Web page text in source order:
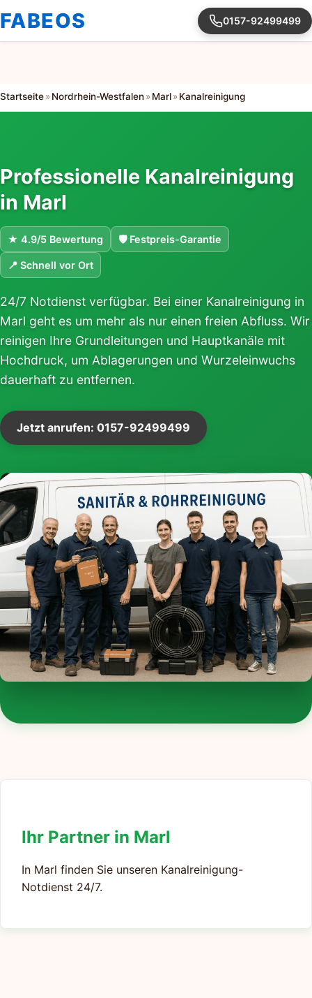
FABEOS 0157-92499499
Startseite» Nordrhein-Westfalen» Marl» Kanalreinigung
Professionelle Kanalreinigung
in Marl
★ 4.9/5 Bewertung 🛡 Festpreis-Garantie
📍 Schnell vor Ort
24/7 Notdienst verfügbar. Bei einer Kanalreinigung in
Marl geht es um mehr als nur einen freien Abfluss. Wir
reinigen Ihre Grundleitungen und Hauptkanäle mit
Hochdruck, um Ablagerungen und Wurzeleinwuchs
dauerhaft zu entfernen.
Jetzt anrufen: 0157-92499499
Ihr Partner in Marl
In Marl finden Sie unseren Kanalreinigung-
Notdienst 24/7.